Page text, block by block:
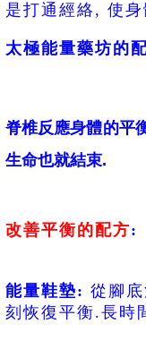
是打通經絡, 使
太極能量藥坊的
脊椎反應身體的平
生命也就結束.
改善平衡的配方:
能量鞋墊:從腳
刻恢復平衡.長時